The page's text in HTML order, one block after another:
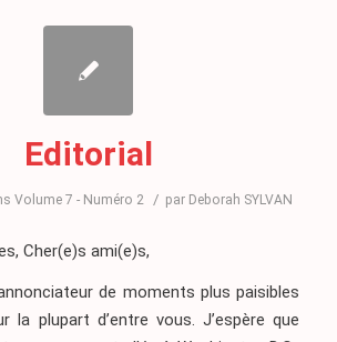
Editorial
Volume 7 - Numéro 2 / par Deborah SYLVAN
Cher(e)s ami(e)s,
de moments plus paisibles
la plupart d’entre vous. J’espère que